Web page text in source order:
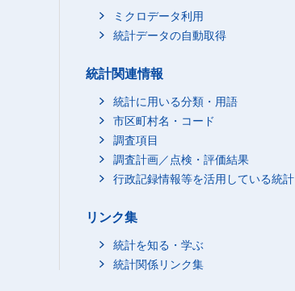
ミクロデータ利用
統計データの自動取得
統計関連情報
統計に用いる分類・用語
市区町村名・コード
調査項目
調査計画／点検・評価結果
行政記録情報等を活用している統計
リンク集
統計を知る・学ぶ
統計関係リンク集